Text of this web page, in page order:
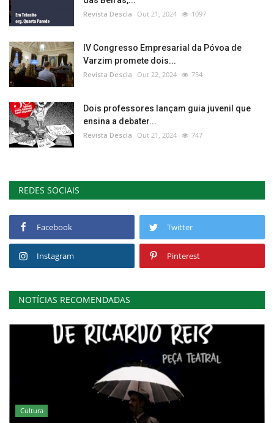
Revista Descla Out 21, 2024 1097
IV Congresso Empresarial da Póvoa de
Varzim promete dois...
Revista Descla Out 22, 2024 754
Dois professores lançam guia juvenil que
ensina a debater...
Revista Descla Out 21, 2024 747
REDES SOCIAIS
Facebook Twitter
Instagram Pinterest
NOTÍCIAS RECOMENDADAS
Cultura